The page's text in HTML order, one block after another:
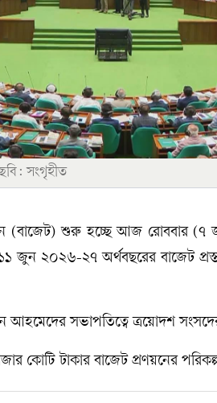
সংগৃহীত
(বাজেট) শুরু হচ্ছে আজ রোববার (৭
জুন ২০২৬-২৭ অর্থবছরের বাজেট
আহমেদের সভাপতিত্বে ত্রয়োদশ
কোটি টাকার বাজেট প্রণয়নের